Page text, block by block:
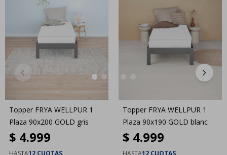
Topper FRYA WELLPUR 1
Plaza 90x200 GOLD gris
$ 4.999
HASTA12 CUOTAS
Topper FRYA WELLPUR 1
Plaza 90x190 GOLD blanc
$ 4.999
HASTA12 CUOTAS